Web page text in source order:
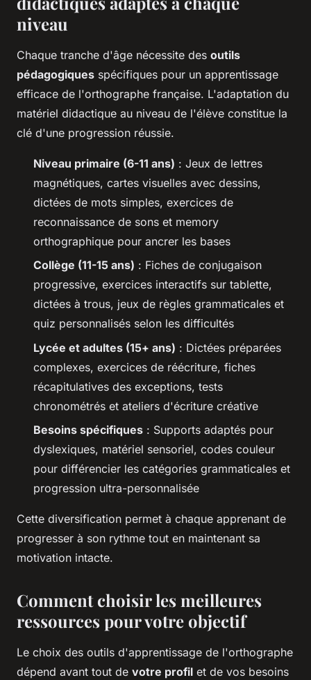
niveau
Chaque tranche d'âge nécessite des outils
pédagogiques spécifiques pour un apprentissage
efficace de l'orthographe française. L'adaptation du
matériel didactique au niveau de l'élève constitue la
clé d'une progression réussie.
Niveau primaire (6-11 ans) : Jeux de lettres
magnétiques, cartes visuelles avec dessins,
dictées de mots simples, exercices de
reconnaissance de sons et memory
orthographique pour ancrer les bases
Collège (11-15 ans) : Fiches de conjugaison
progressive, exercices interactifs sur tablette,
dictées à trous, jeux de règles grammaticales et
quiz personnalisés selon les difficultés
Lycée et adultes (15+ ans) : Dictées préparées
complexes, exercices de réécriture, fiches
récapitulatives des exceptions, tests
chronométrés et ateliers d'écriture créative
Besoins spécifiques : Supports adaptés pour
dyslexiques, matériel sensoriel, codes couleur
pour différencier les catégories grammaticales et
progression ultra-personnalisée
Cette diversification permet à chaque apprenant de
progresser à son rythme tout en maintenant sa
motivation intacte.
Comment choisir les meilleures
ressources pour votre objectif
Le choix des outils d'apprentissage de l'orthographe
dépend avant tout de votre profil et de vos besoins